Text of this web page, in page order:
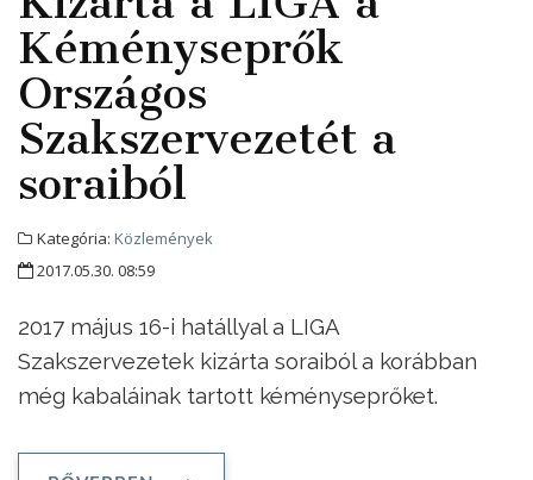
Kéményseprők
Országos
Szakszervezetét a
soraiból
Kategória: Közlemények
2017.05.30. 08:59
2017 május 16-i hatállyal a LIGA
Szakszervezetek kizárta soraiból a korábban
még kabaláinak tartott kéményseprőket.